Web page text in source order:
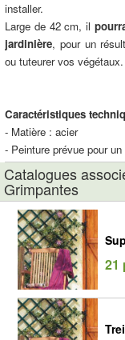
installer.
Large de 42 cm, il
jardinière, pour un
ou tuteurer vos végétaux.
Caractéristiques
- Matière : acier
- Peinture prévue pour
Catalogues
Grimpantes
21